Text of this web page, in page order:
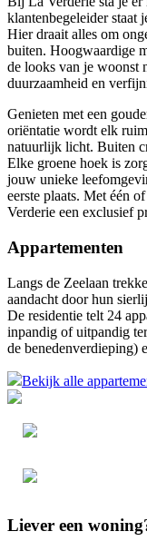
klantenbegeleider staat
Hier draait alles om
buiten. Hoogwaardige
de looks van je woonst
duurzaamheid en
Genieten met een
oriëntatie wordt elk
natuurlijk licht. Buiten
Elke groene hoek is
jouw unieke
eerste plaats. Met één
Verderie een exclusief
Appartementen
Langs de Zeelaan
aandacht door hun
De residentie telt 24
inpandig of uitpandig
de benedenverdieping)
Bekijk alle
Liever een